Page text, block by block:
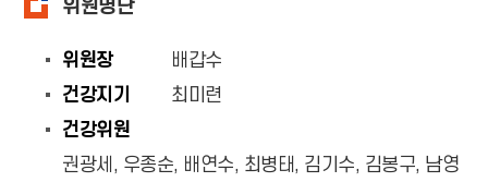
위원명단
위원장
배갑수
건강지기
최미련
건강위원
권광세, 우종순, 배연수, 최병태, 김기수, 김봉구, 남영